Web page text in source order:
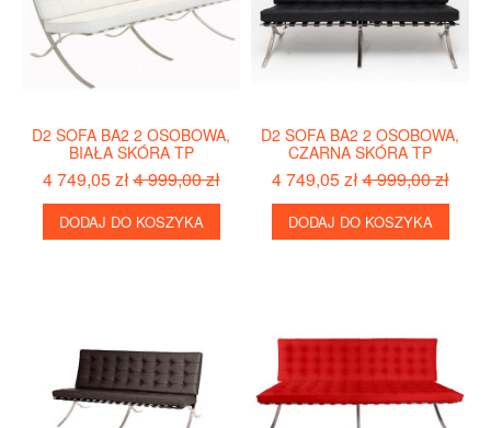
D2 SOFA BA2 2 OSOBOWA,
BIAŁA SKÓRA TP
4 749,05 zł4 999,00 zł
DODAJ DO KOSZYKA
D2 SOFA BA2 2 OSOBOWA,
CZARNA SKÓRA TP
4 749,05 zł4 999,00 zł
DODAJ DO KOSZYKA